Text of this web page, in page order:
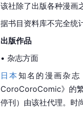
该社除了出版各种漫画
据书目资料库不完全统
出版作品
• 杂志方面
日本 知名的漫画杂志
CoroCoroComic》的
停刊）由该社代理。时